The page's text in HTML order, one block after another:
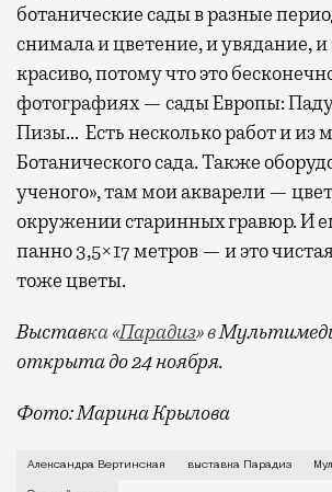
ботанические сады в разные
снимала и цветение, и увядание, и
красиво, потому что это
фотографиях — сады Европы:
Пизы… Есть несколько работ и из
Ботанического сада. Также
ученого», там мои акварели —
окружении старинных гравюр. И
панно 3,5×17 метров — и это
тоже цветы.
Выставка «Парадиз» в
открыта до 24 ноября.
Фото: Марина Крылова
О легкости и
Александра Вертинская выставка Парадиз